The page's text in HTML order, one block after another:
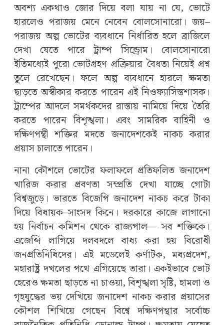
অবশ্য একথাও জোর দিয়ে বলা যায় না যে, ভোটে
হারলেও পরাজয় মেনে নেবেন বোলসোনারো। জয়–
পরাজয় অল্প ভোটের ব্যবধানে নির্ধারিত হলে ব্রাজিলে
দেখা যেতে পারে ট্রাম্প সিন্ড্রোম। বোলসোনারো
ইতিমধ্যেই পুরো ভোটগ্রহণ প্রক্রিয়ার বৈধতা নিয়েই প্রশ্ন
তুলে রেখেছেন। ফলে অল্প ব্যবধানে হারলে ক্ষমতা
ছাড়তে অস্বীকার করতে পারেন এই নিওফ্যাসিস্তশাসক।
ট্রাম্পের আদলে সমর্থকদের রাস্তায় নামিয়ে দিয়ে তৈরি
করতে পারেন বিশৃঙ্খলা। এবং সামরিক বাহিনী ও
দক্ষিণপন্থী শক্তির মদতে জনাদেশকেই নাকচ করার
প্র‌য়াস চালাতে পারেন।
নানা কৌশলে ভোটের ফলাফলে প্রতিফলিত জনাদেশ
খারিজ করার প্রবণতা সম্প্রতি দেখা যাচ্ছে গোটা
বিশ্বজুড়ে। ভারতে বিজেপি জনাদেশ নাকচ করে টাকা
দিয়ে বিধায়ক–সাংসদ কিনে। দরকারে কাজে লাগানো
হয় নির্বাচন কমিশন থেকে রাজ্যপাল— সব শক্তিকে।
এজেন্সি লাগিয়ে দলবদলে বাধ্য করা হয় বিরোধী
জনপ্রতিনিধিদের। এই মডেলেই কর্ণাটক, মধ্যপ্রদেশ,
মহারাষ্ট্র দখলের পথে এগিয়েছে তারা। একইভাবে ভোট
হেরেও ক্ষমতা ছাড়তে না চাওয়া, বিশৃঙ্খলা সৃষ্টি, হামলা ও
গৃহযুদ্ধের ভয় দেখিয়ে জনাদেশ নাকচ করার প্রয়াসের
কৌশল শিখিয়ে গেছেন বিশ্বে দক্ষিণপন্থার সর্বোচ্চ